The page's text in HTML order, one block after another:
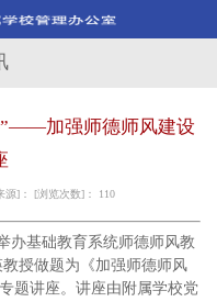
”——加强师德师风建设
源]： [浏览次数]： 110
办基础教育系统师德师风教
授做题为《加强师德师风
题讲座。讲座由附属学校党